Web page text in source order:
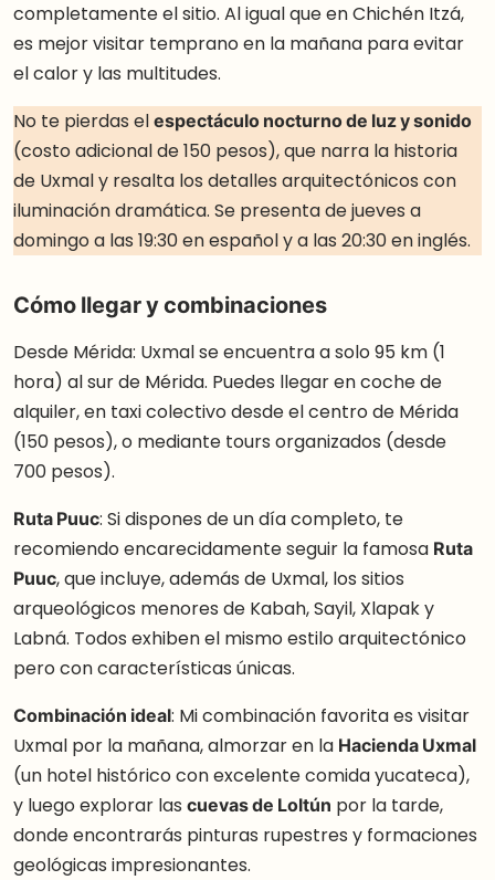
completamente el sitio. Al igual que en Chichén Itzá,
es mejor visitar temprano en la mañana para evitar
el calor y las multitudes.
No te pierdas elespectáculo nocturno de luz y sonido
(costo adicional de 150 pesos), que narra la historia
de Uxmal y resalta los detalles arquitectónicos con
iluminación dramática. Se presenta de jueves a
domingo a las 19:30 en español y a las 20:30 en inglés.
Cómo llegar y combinaciones
Desde Mérida: Uxmal se encuentra a solo 95 km (1
hora) al sur de Mérida. Puedes llegar en coche de
alquiler, en taxi colectivo desde el centro de Mérida
(150 pesos), o mediante tours organizados (desde
700 pesos).
Ruta Puuc: Si dispones de un día completo, te
recomiendo encarecidamente seguir la famosa Ruta
Puuc, que incluye, además de Uxmal, los sitios
arqueológicos menores de Kabah, Sayil, Xlapak y
Labná. Todos exhiben el mismo estilo arquitectónico
pero con características únicas.
Combinación ideal: Mi combinación favorita es visitar
Uxmal por la mañana, almorzar en la Hacienda Uxmal
(un hotel histórico con excelente comida yucateca),
y luego explorar las cuevas de Loltún por la tarde,
donde encontrarás pinturas rupestres y formaciones
geológicas impresionantes.